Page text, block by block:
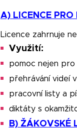
A) LICENCE PRO
Licence zahrnuje
Využití:
pomoc nejen pro
přehrávání videí
pracovní listy a
diktáty s
B) ŽÁKOVSKÉ